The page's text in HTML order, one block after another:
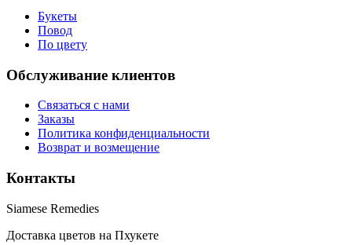
Букеты
Повод
По цвету
Обслуживание клиентов
Связаться с нами
Заказы
Политика конфиденциальности
Возврат и возмещение
Контакты
Siamese Remedies
Доставка цветов на Пхукете